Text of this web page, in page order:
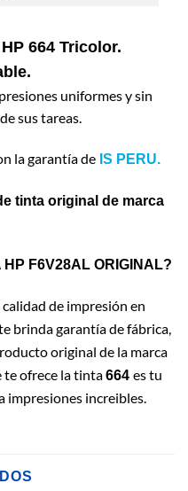
664 Tricolor.
uniformes y sin
sus tareas.
la garantía de IS PERU.
tinta original de marca
HP F6V28AL ORIGINAL?
de impresión en
brinda garantía de fábrica,
original de la marca
te ofrece la tinta664 es tu
impresiones increibles.